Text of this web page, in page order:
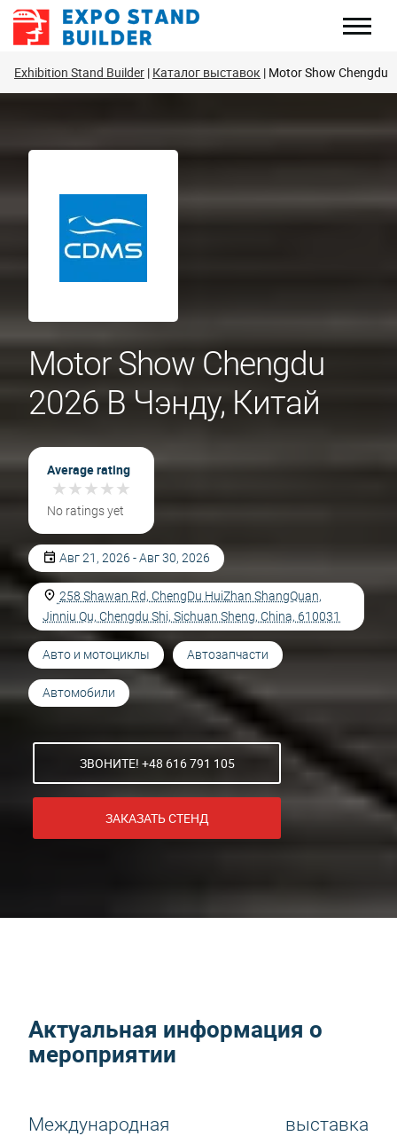
Перейти
Exhibition Stand Builder Каталог выставок Motor Show Chengdu
Motor Show Chengdu
2026 В Чэнду, Китай
Average rating
★★★★★
★★★★★
No ratings yet
Авг 21, 2026 - Авг 30, 2026
258 Shawan Rd, ChengDu HuiZhan ShangQuan,
Jinniu Qu, Chengdu Shi, Sichuan Sheng, China, 610031
Авто и мотоциклы Автозапчасти
Автомобили
ЗВОНИТЕ! +48 616 791 105
ЗАКАЗАТЬ СТЕНД
Актуальная информация о
мероприятии
Международная выставка